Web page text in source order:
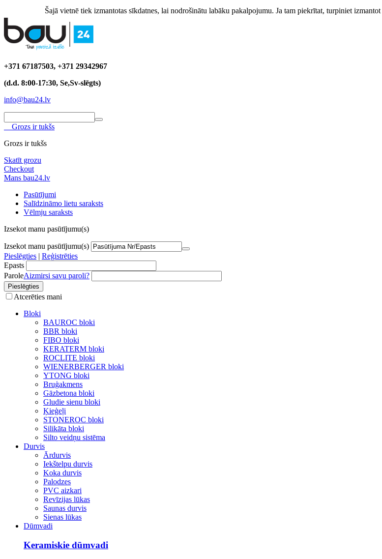
Šajā vietnē tiek izmantotas sīkdatnes, lai nodrošinātu labāku pakalpojumu. Ja tam piekrītat, turpiniet
+371 67187503, +371 29342967
(d.d. 8:00-17:30, Se,Sv-slēgts)
info@bau24.lv
Grozs ir tukšs
Grozs ir tukšs
Skatīt grozu
Checkout
Mans bau24.lv
Pasūtījumi
Salīdzināmo lietu saraksts
Vēlmju saraksts
Izsekot manu pasūtījumu(s)
Izsekot manu pasūtījumu(s)
Pieslēgties | Reģistrēties
Epasts
ParoleAizmirsi savu paroli?
Atcerēties mani
Bloki
BAUROC bloki
BBR bloki
FIBO bloki
KERATERM bloki
ROCLITE bloki
WIENERBERGER bloki
YTONG bloki
Bruģakmens
Gāzbetona bloki
Gludie sienu bloki
Ķieģeļi
STONEROC bloki
Silikāta bloki
Silto veidņu sistēma
Durvis
Ārdurvis
Iekštelpu durvis
Koka durvis
Palodzes
PVC aizkari
Revīzijas lūkas
Saunas durvis
Sienas lūkas
Dūmvadi
Keramiskie dūmvadi